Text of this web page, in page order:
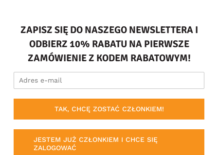
ZAPISZ SIĘ DO NASZEGO NEWSLETTERA I
ODBIERZ 10% RABATU NA PIERWSZE
ZAMÓWIENIE Z KODEM RABATOWYM!
TAK, CHCĘ ZOSTAĆ CZŁONKIEM!
JESTEM JUŻ CZŁONKIEM I CHCE SIĘ
ZALOGOWAĆ